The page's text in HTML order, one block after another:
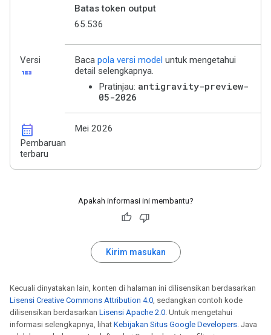
Batas token output
65.536
Versi
123
Baca pola versi model untuk mengetahui
detail selengkapnya.
Pratinjau: antigravity-preview-
05-2026
calendar_month
Pembaruan
terbaru
Mei 2026
Apakah informasi ini membantu?
Kirim masukan
Kecuali dinyatakan lain, konten di halaman ini dilisensikan berdasarkan
Lisensi Creative Commons Attribution 4.0 , sedangkan contoh kode
dilisensikan berdasarkan Lisensi Apache 2.0 . Untuk mengetahui
informasi selengkapnya, lihat Kebijakan Situs Google Developers . Java